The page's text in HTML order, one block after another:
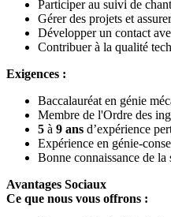
Participer au suivi de
Gérer des projets et
Développer un contact
Contribuer à la qualité
Exigences :
Baccalauréat en génie
Membre de l'Ordre des
5 à 9 ans d’expérience
Expérience en génie-
Bonne connaissance de
Avantages Sociaux
Ce que nous vous offrons :